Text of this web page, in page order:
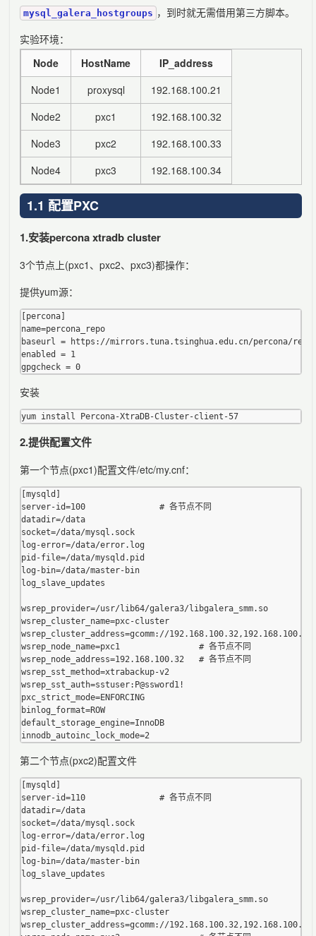
mysql_galera_hostgroups ，到时就无需借用第三方脚本。
实验环境：
Node
HostName
IP_address
Node1
proxysql
192.168.100.21
Node2
pxc1
192.168.100.32
Node3
pxc2
192.168.100.33
Node4
pxc3 192.168.100.34
1.1 配置PXC
1.安装percona xtradb cluster
3个节点上(pxc1、pxc2、pxc3)都操作：
提供yum源：
[percona]
name=percona_repo
baseurl = https://mirrors.tuna.tsinghua.edu.cn/percona/
enabled = 1
安装
2.提供配置文件
第一个节点(pxc1)配置文件/etc/my.cnf：
[mysqld]
server-id=100               # 各节点不同
datadir=/data
socket=/data/mysql.sock
log-error=/data/error.log
pid-file=/data/mysqld.pid
log-bin=/data/master-bin
log_slave_updates
wsrep_provider=/usr/lib64/galera3/libgalera_smm.so
wsrep_cluster_name=pxc-cluster
wsrep_cluster_address=gcomm://
wsrep_node_name=pxc1                # 各节点不同
wsrep_node_address=192.168.100.32   # 各节点不同
wsrep_sst_method=xtrabackup-v2
wsrep_sst_auth=sstuser:P@ssword1!
pxc_strict_mode=ENFORCING
binlog_format=ROW
default_storage_engine=InnoDB
第二个节点(pxc2)配置文件
[mysqld]
server-id=110               # 各节点不同
datadir=/data
socket=/data/mysql.sock
log-error=/data/error.log
pid-file=/data/mysqld.pid
log-bin=/data/master-bin
log_slave_updates
wsrep_provider=/usr/lib64/galera3/libgalera_smm.so
wsrep_cluster_name=pxc-cluster
wsrep_cluster_address=gcomm://